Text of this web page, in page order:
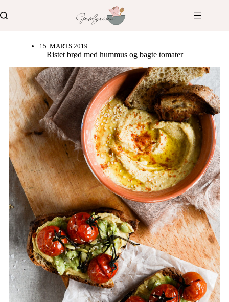
til
indhold
15. MARTS 2019
Ristet brød med hummus og bagte tomater